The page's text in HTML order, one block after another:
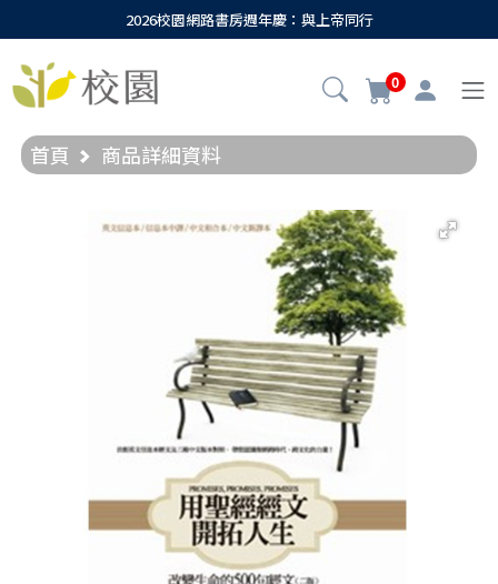
2026校園網路書房週年慶：與上帝同行
0
首頁 商品詳細資料